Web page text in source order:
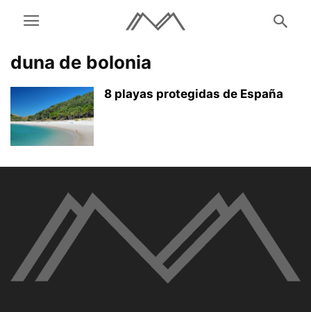
duna de bolonia
8 playas protegidas de España